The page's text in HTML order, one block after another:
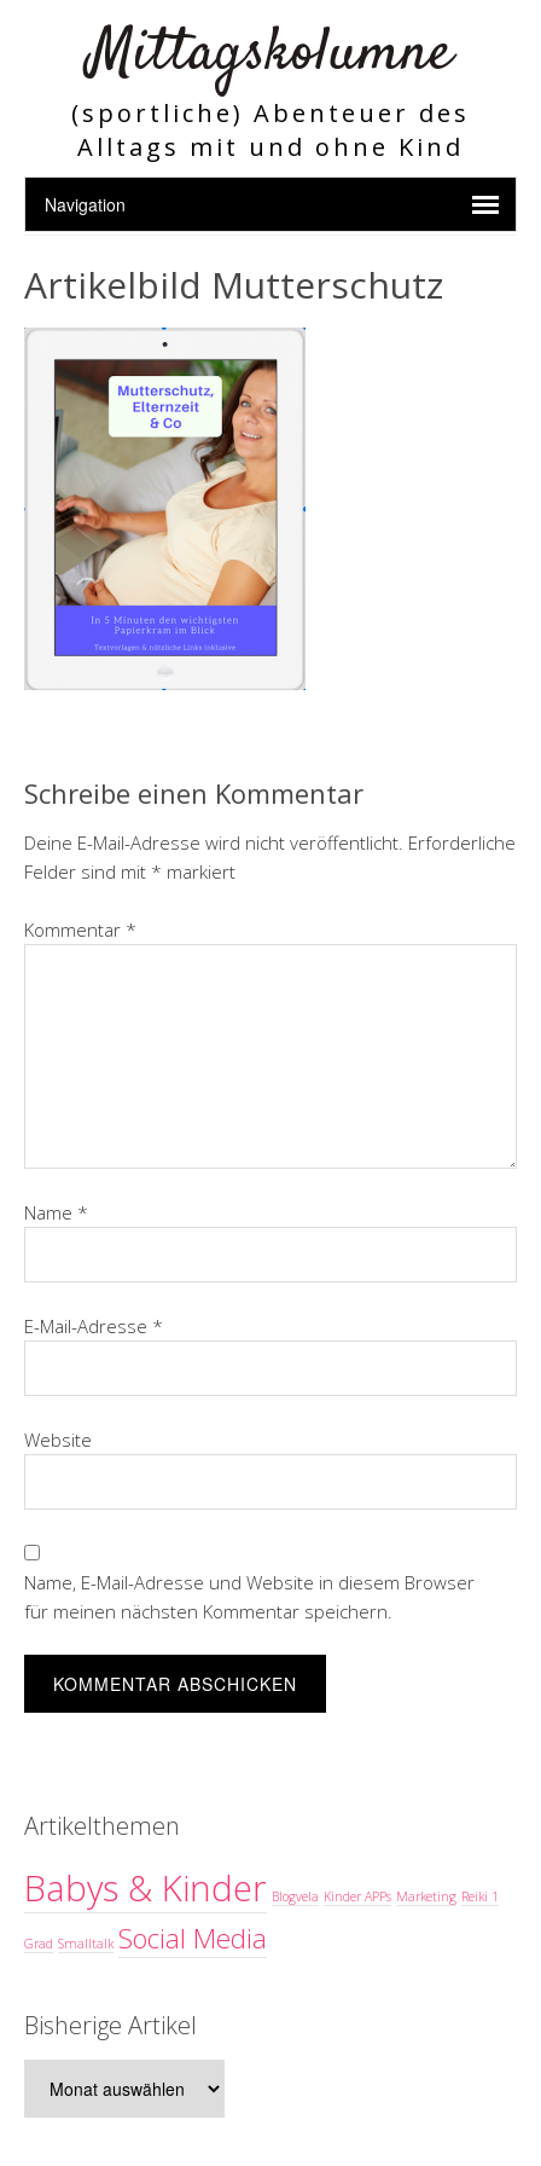
Mittagskolumne
(sportliche) Abenteuer des
Alltags mit und ohne Kind
Artikelbild Mutterschutz
Schreibe einen Kommentar
Deine E-Mail-Adresse wird nicht veröffentlicht. Erforderliche
Felder sind mit * markiert
Kommentar *
Name *
E-Mail-Adresse *
Website
Name, E-Mail-Adresse und Website in diesem Browser
für meinen nächsten Kommentar speichern.
Artikelthemen
Babys & Kinder Blogvela Kinder APPs Marketing Reiki 1
Grad Smalltalk Social Media
Bisherige Artikel
Artikel